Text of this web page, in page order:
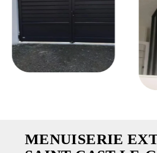
MENUISERIE